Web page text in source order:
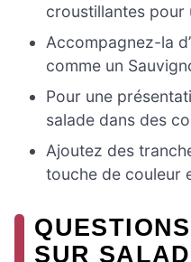
croustillantes pour
Accompagnez-la
comme un
Pour une
salade dans des
Ajoutez des
touche de couleur
SUR